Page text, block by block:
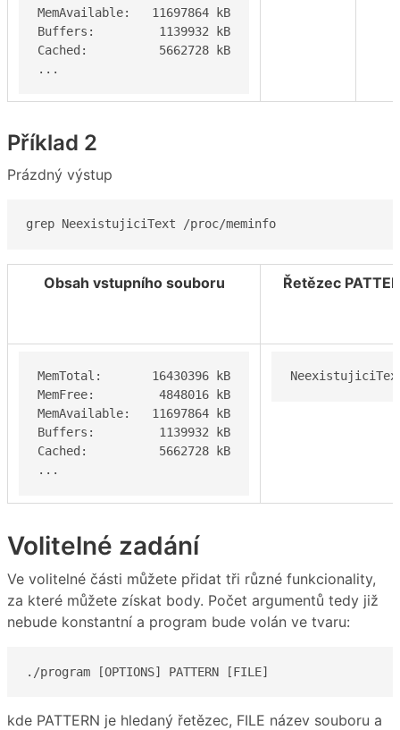
MemAvailable:   11697864 kB
Buffers:         1139932 kB
Cached:          5662728 kB
...
Příklad 2
Prázdný výstup
grep NeexistujiciText /proc/meminfo
Obsah vstupního souboru Řetězec
MemTotal:       16430396 kB
MemFree:         4848016 kB
MemAvailable:   11697864 kB
Buffers:         1139932 kB
Cached:          5662728 kB
...
Volitelné zadání
Ve volitelné části můžete přidat tři různé funkcionality,
za které můžete získat body. Počet argumentů tedy již
nebude konstantní a program bude volán ve tvaru:
./program [OPTIONS] PATTERN [FILE]
kde PATTERN je hledaný řetězec, FILE název souboru a